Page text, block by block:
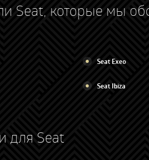
Seat, которые мы
Seat Exeo
Seat Ibiza
для Seat